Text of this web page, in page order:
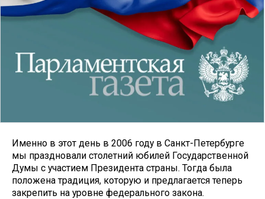
Именно в этот день в 2006 году в Санкт-Петербурге
мы праздновали столетний юбилей Государственной
Думы с участием Президента страны. Тогда была
положена традиция, которую и предлагается теперь
закрепить на уровне федерального закона.